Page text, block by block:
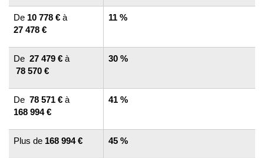
De 10 778 € à
27 478 €
11 %
De 27 479 € à
78 570 €
30 %
De 78 571 € à
168 994 €
41 %
Plus de 168 994 € 45 %